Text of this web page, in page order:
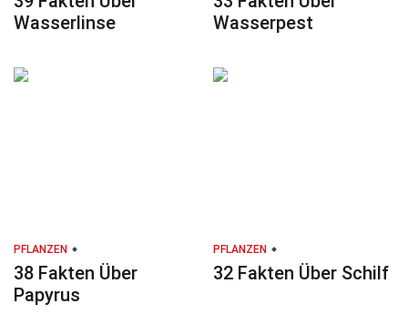
Wasserlinse
Wasserpest
PFLANZEN
38 Fakten Über
Papyrus
PFLANZEN
32 Fakten Über Schilf